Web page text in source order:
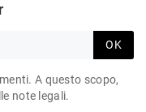
OK
A questo scopo,
note legali.